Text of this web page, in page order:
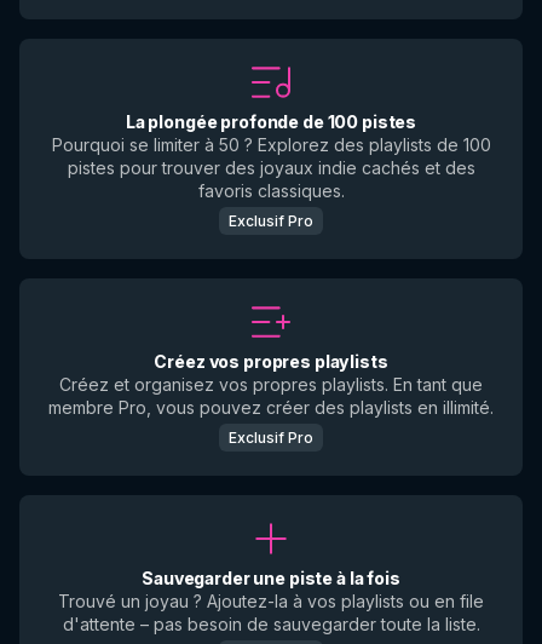
La plongée profonde de 100 pistes
Pourquoi se limiter à 50 ? Explorez des playlists de 100
pistes pour trouver des joyaux indie cachés et des
favoris classiques.
Exclusif Pro
Créez vos propres playlists
Créez et organisez vos propres playlists. En tant que
membre Pro, vous pouvez créer des playlists en illimité.
Exclusif Pro
Sauvegarder une piste à la fois
Trouvé un joyau ? Ajoutez-la à vos playlists ou en file
d'attente – pas besoin de sauvegarder toute la liste.